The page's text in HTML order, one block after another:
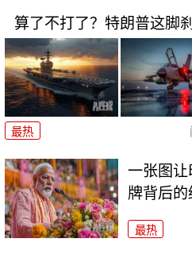
算了不打了？特朗普这脚
最热
一张图
牌背后的
最热